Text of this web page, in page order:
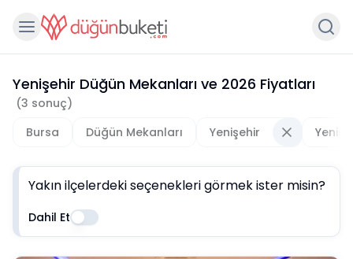
Yenişehir Düğün Mekanları ve 2026 Fiyatları
(3 sonuç)
Bursa
Düğün Mekanları Yenişehir
Yakın ilçelerdeki seçenekleri görmek ister misin?
Dahil Et